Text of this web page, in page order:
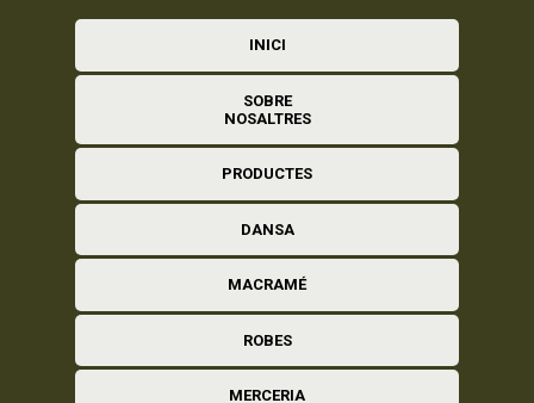
INICI
SOBRE
NOSALTRES
PRODUCTES
DANSA
MACRAMÉ
ROBES
MERCERIA